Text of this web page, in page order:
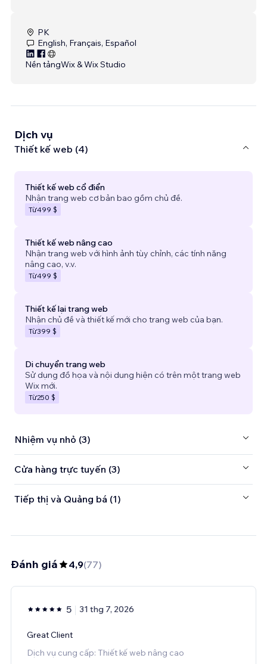
PK
English, Français, Español
Nền tảngWix & Wix Studio
Dịch vụ
Thiết kế web (4)
Thiết kế web cổ điển
Nhận trang web cơ bản bao gồm chủ đề.
Từ499 $
Thiết kế web nâng cao
Nhận trang web với hình ảnh tùy chỉnh, các tính năng
nâng cao, v.v.
Từ499 $
Thiết kế lại trang web
Nhận chủ đề và thiết kế mới cho trang web của bạn.
Từ399 $
Di chuyển trang web
Sử dụng đồ họa và nội dung hiện có trên một trang web
Wix mới.
Từ250 $
Nhiệm vụ nhỏ (3)
Cửa hàng trực tuyến (3)
Tiếp thị và Quảng bá (1)
Đánh giá 4,9(77)
5 31 thg 7, 2026
Great Client
Dịch vụ cung cấp: Thiết kế web nâng cao